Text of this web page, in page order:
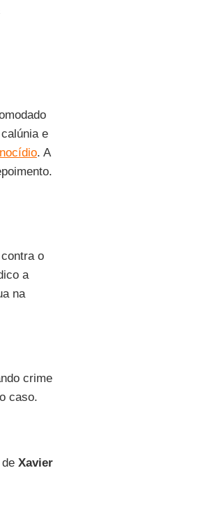
e
. A
o
a
na
crime
caso.
Xavier